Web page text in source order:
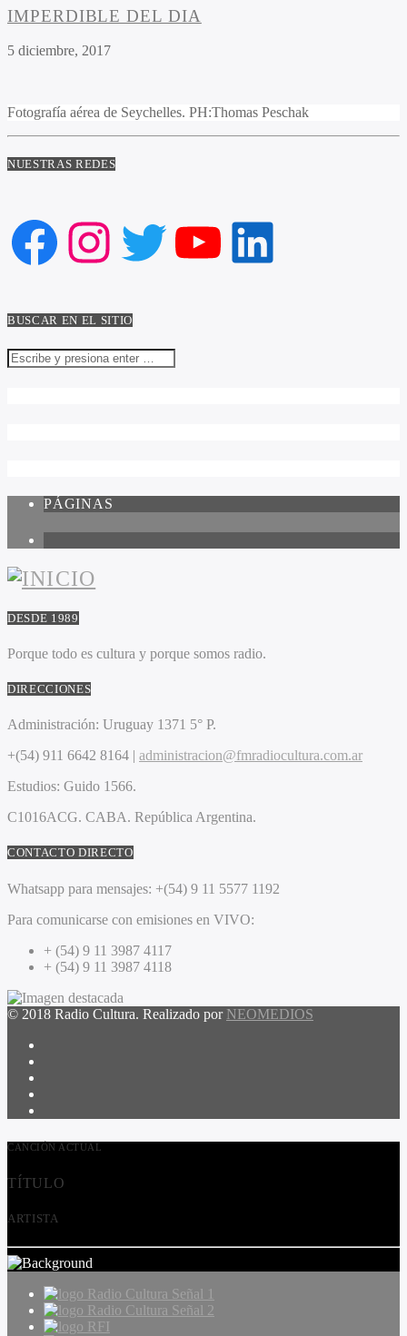
IMPERDIBLE DEL DIA
5 diciembre, 2017
Fotografía aérea de Seychelles. PH:Thomas Peschak
NUESTRAS REDES
Facebook
Instagram
Twitter
YouTube
LinkedIn
BUSCAR EN EL SITIO
PÁGINAS
DESDE 1989
Porque todo es cultura y porque somos radio.
DIRECCIONES
Administración: Uruguay 1371 5° P.
+(54) 911 6642 8164 | administracion@fmradiocultura.com.ar
Estudios: Guido 1566.
C1016ACG. CABA. República Argentina.
CONTACTO DIRECTO
Whatsapp para mensajes: +(54) 9 11 5577 1192
Para comunicarse con emisiones en VIVO:
+ (54) 9 11 3987 4117
+ (54) 9 11 3987 4118
© 2018 Radio Cultura. Realizado por NEOMEDIOS
CANCIÓN ACTUAL
TÍTULO
ARTISTA
Radio Cultura Señal 1
Radio Cultura Señal 2
RFI